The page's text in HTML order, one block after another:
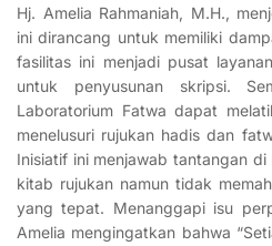
Hj. Amelia Rahmaniah, M.H.,
ini dirancang untuk memiliki
fasilitas ini menjadi pusat
untuk penyusunan skripsi.
Laboratorium Fatwa dapat
menelusuri rujukan hadis dan
Inisiatif ini menjawab tantangan
kitab rujukan namun tidak
yang tepat. Menanggapi isu
Amelia mengingatkan bahwa